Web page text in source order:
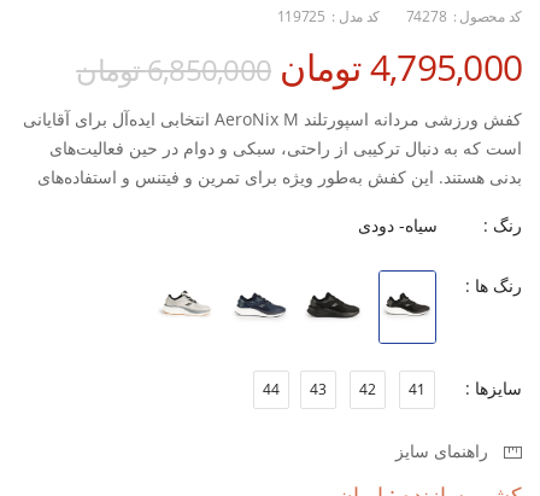
کد محصول : 74278 کد مدل : 119725
4,795,000 تومان 6,850,000 تومان
کفش ورزشی مردانه اسپورتلند AeroNix M انتخابی ایده‌آل برای آقایانی
است که به دنبال ترکیبی از راحتی، سبکی و دوام در حین فعالیت‌های
بدنی هستند. این کفش به‌طور ویژه برای تمرین و فیتنس و استفاده‌های
به شما ارائه دهد.
رویه این کفش از مواد پارچه‌ای با جنس MESH ساخته شده است که با
ایجاد جریان هوای مداخلی، از تعریق بیش از حد پا جلوگیری کرده و باعث
خنک ماندن پا در طول تمرینات سنگین می‌شود. زیره این کفش از ترکیب
ناشی از حرکت را بر عهده دارد تا فشار از روی مفاصل برداشته شود و
سطوح مختلف فراهم می‌کند. همچنین با داشتن قالب استاندارد، این
رنگ : سیاه- دودی
رنگ ها :
سایزها : 41
42
43
44
راهنمای سایز